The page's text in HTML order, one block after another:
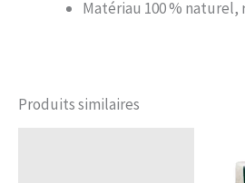
Matériau 100 %
Produits similaires